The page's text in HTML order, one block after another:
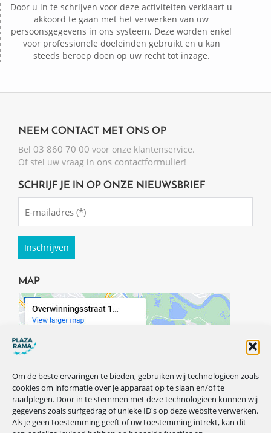
Om de beste ervaringen te bieden, gebruiken wij technologieën zoals
cookies om informatie over je apparaat op te slaan en/of te
raadplegen. Door in te stemmen met deze technologieën kunnen wij
gegevens zoals surfgedrag of unieke ID's op deze website verwerken.
Als je geen toestemming geeft of uw toestemming intrekt, kan dit
Door u in te schrijven voor deze activiteiten verklaart u
akkoord te gaan met het verwerken van uw
persoonsgegevens in ons systeem. Deze worden enkel
voor professionele doeleinden gebruikt en u kan
steeds beroep doen op uw recht tot inzage.
NEEM CONTACT MET ONS OP
Bel 03 860 70 00 voor onze klantenservice.
Of stel uw vraag in ons contactformulier!
SCHRIJF JE IN OP ONZE NIEUWSBRIEF
(Required)
MAP